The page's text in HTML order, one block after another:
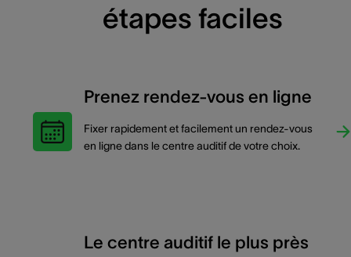
étapes faciles
Prenez rendez-vous en ligne
Fixer rapidement et facilement un rendez-vous
en ligne dans le centre auditif de votre choix.
Le centre auditif le plus près